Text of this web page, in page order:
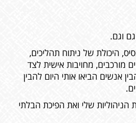
וגם.
היכולת של ניתוח תהליכים,
מורכבים, מחויבות אישית לצד
אנשים הביאו אותי היום להבין
שלי ואת הפיכת הבלתי